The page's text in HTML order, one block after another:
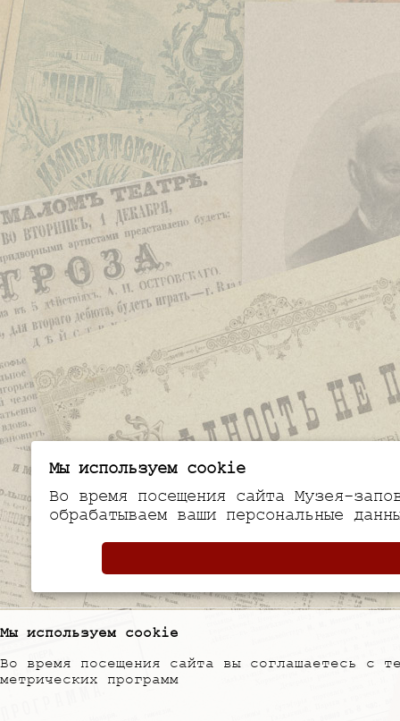
Мы используем cookie
Во время посещения сайта вы соглашаетесь с
метрических программ
Мы используем cookie
Во время посещения сайта Музея-
обрабатываем ваши персональные